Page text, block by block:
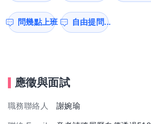
問幾點上班 自由提問...
應徵與面試
職務聯絡人 謝婉瑜